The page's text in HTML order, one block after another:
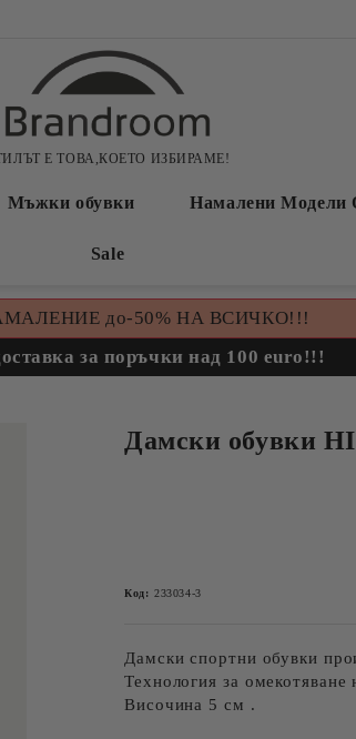
Е ТОВА,КОЕТО ИЗБИРАМЕ!
Мъжки обувки Намалени Модели
Sale
до-50% НА ВСИЧКО!!!
за поръчки над 100 euro!!!
Дамски обувки
Код: 233034-3
Дамски спортни обувки
Технология за
Височина 5 см .